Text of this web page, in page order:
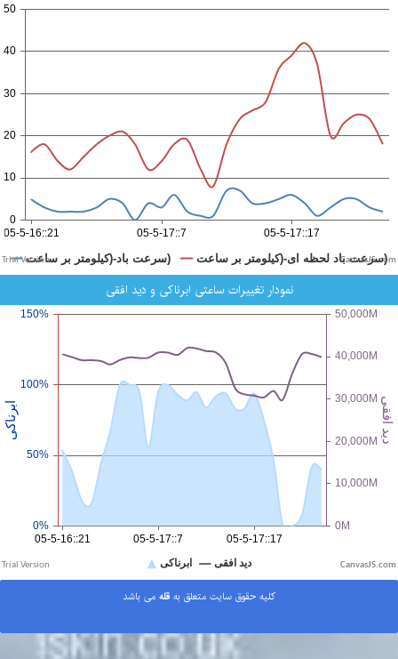
CanvasJS.com
نمودار تغییرات ساعتی ابرناکی و دید افقی
CanvasJS.com
کلیه حقوق سایت متعلق به قله می باشد